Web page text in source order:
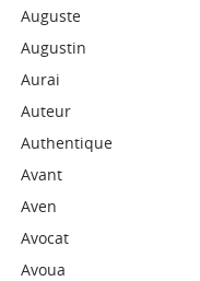
Auguste
Augustin
Aurai
Auteur
Authentique
Avant
Aven
Avocat
Avoua